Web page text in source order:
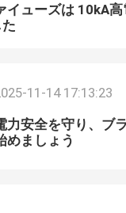
イューズは 10kA
11-14 17:13:23
力安全を守り、ブ
めましょう